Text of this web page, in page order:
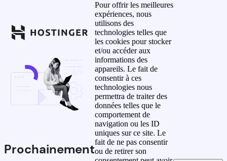
Prochainement
Pour offrir les meilleures
expériences, nous
utilisons des
technologies telles que
les cookies pour stocker
et/ou accéder aux
informations des
appareils. Le fait de
consentir à ces
technologies nous
permettra de traiter des
données telles que le
comportement de
navigation ou les ID
uniques sur ce site. Le
fait de ne pas consentir
ou de retirer son